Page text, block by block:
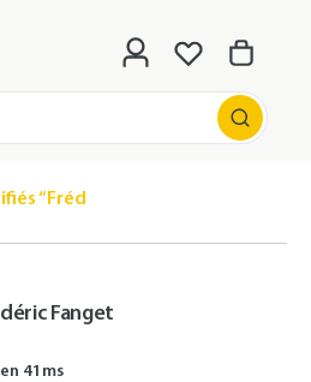
“Frédéric Fanget”
Fanget
41 ms